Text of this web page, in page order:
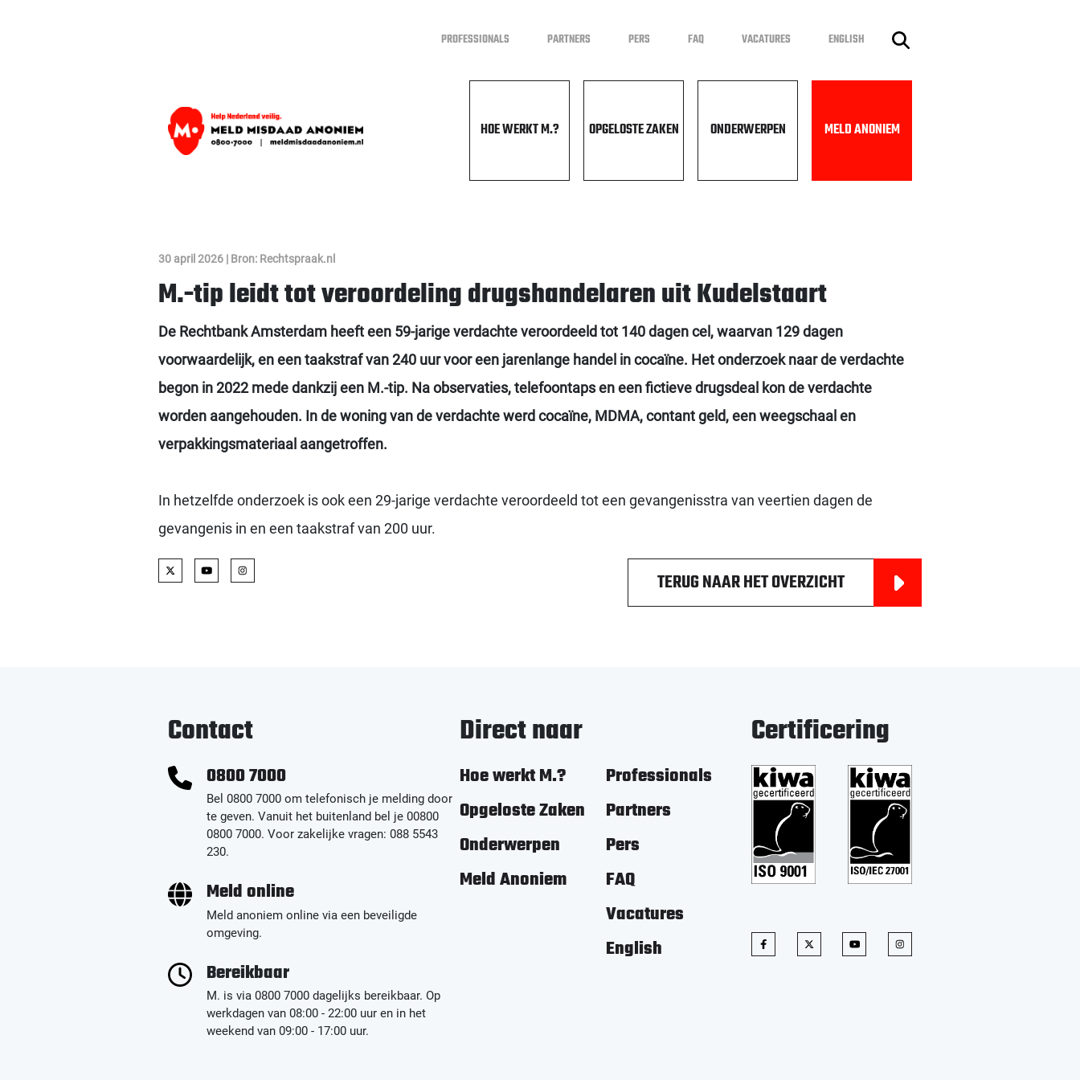
PROFESSIONALS PARTNERS PERS FAQ VACATURES ENGLISH
HOE WERKT M.? OPGELOSTE ZAKEN ONDERWERPEN MELD ANONIEM
30 april 2026 | Bron: Rechtspraak.nl
M.-tip leidt tot veroordeling drugshandelaren uit Kudelstaart
De Rechtbank Amsterdam heeft een 59-jarige verdachte veroordeeld tot 140 dagen cel, waarvan 129 dagen
voorwaardelijk, en een taakstraf van 240 uur voor een jarenlange handel in cocaïne. Het onderzoek naar de verdachte
begon in 2022 mede dankzij een M.-tip. Na observaties, telefoontaps en een fictieve drugsdeal kon de verdachte
worden aangehouden. In de woning van de verdachte werd cocaïne, MDMA, contant geld, een weegschaal en
verpakkingsmateriaal aangetroffen.
In hetzelfde onderzoek is ook een 29-jarige verdachte veroordeeld tot een gevangenisstra van veertien dagen de
gevangenis in en een taakstraf van 200 uur.
TERUG NAAR HET OVERZICHT
Contact
0800 7000
Bel 0800 7000 om telefonisch je melding door
te geven. Vanuit het buitenland bel je 00800
0800 7000. Voor zakelijke vragen: 088 5543
230.
Meld online
Meld anoniem online via een beveiligde
omgeving.
Bereikbaar
M. is via 0800 7000 dagelijks bereikbaar. Op
werkdagen van 08:00 - 22:00 uur en in het
weekend van 09:00 - 17:00 uur.
Direct naar
Hoe werkt M.?
Opgeloste Zaken
Onderwerpen
Meld Anoniem
Professionals
Partners
Pers
FAQ
Vacatures
English
Certificering